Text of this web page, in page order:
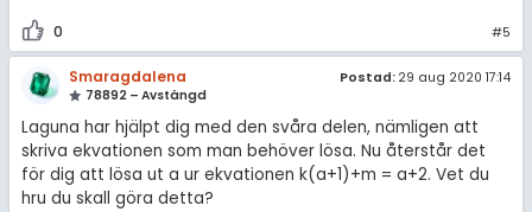
0 #5
Smaragdalena
78892 – Avstängd
Postad: 29 aug 2020 17:14
Laguna har hjälpt dig med den svåra delen, nämligen att
skriva ekvationen som man behöver lösa. Nu återstår det
för dig att lösa ut a ur ekvationen k(a+1)+m = a+2. Vet du
hru du skall göra detta?